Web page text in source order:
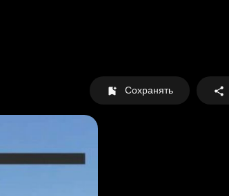
Сохранять